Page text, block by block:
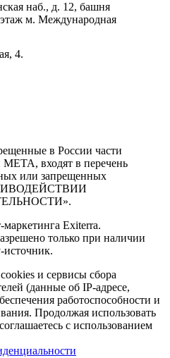
наб., д. 12, башня
м. Международная
4.
в России части
META, входят в перечень
или запрещенных
маркетинга Exiterra.
только при наличии
источник.
и сервисы сбора
(данные об IP-адресе,
работоспособности и
Продолжая использовать
с использованием